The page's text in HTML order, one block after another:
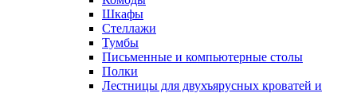
Шкафы
Стеллажи
Тумбы
Письменные и компьютерные столы
Полки
Лестницы для двухъярусных кроватей и